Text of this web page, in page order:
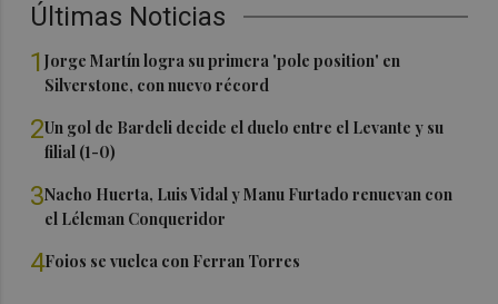
Últimas Noticias
1Jorge Martín logra su primera 'pole position' en
Silverstone, con nuevo récord
2Un gol de Bardeli decide el duelo entre el Levante y su
filial (1-0)
3Nacho Huerta, Luis Vidal y Manu Furtado renuevan con
el Léleman Conqueridor
4Foios se vuelca con Ferran Torres